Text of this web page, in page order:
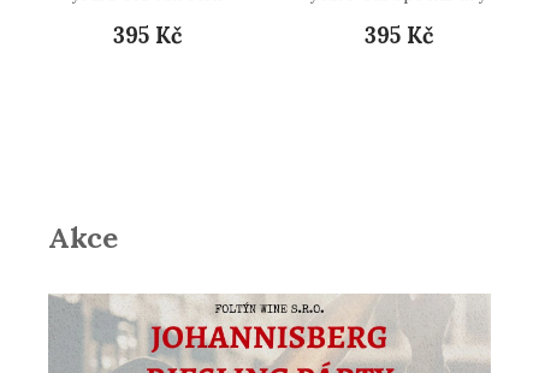
395 Kč 395 Kč
Akce